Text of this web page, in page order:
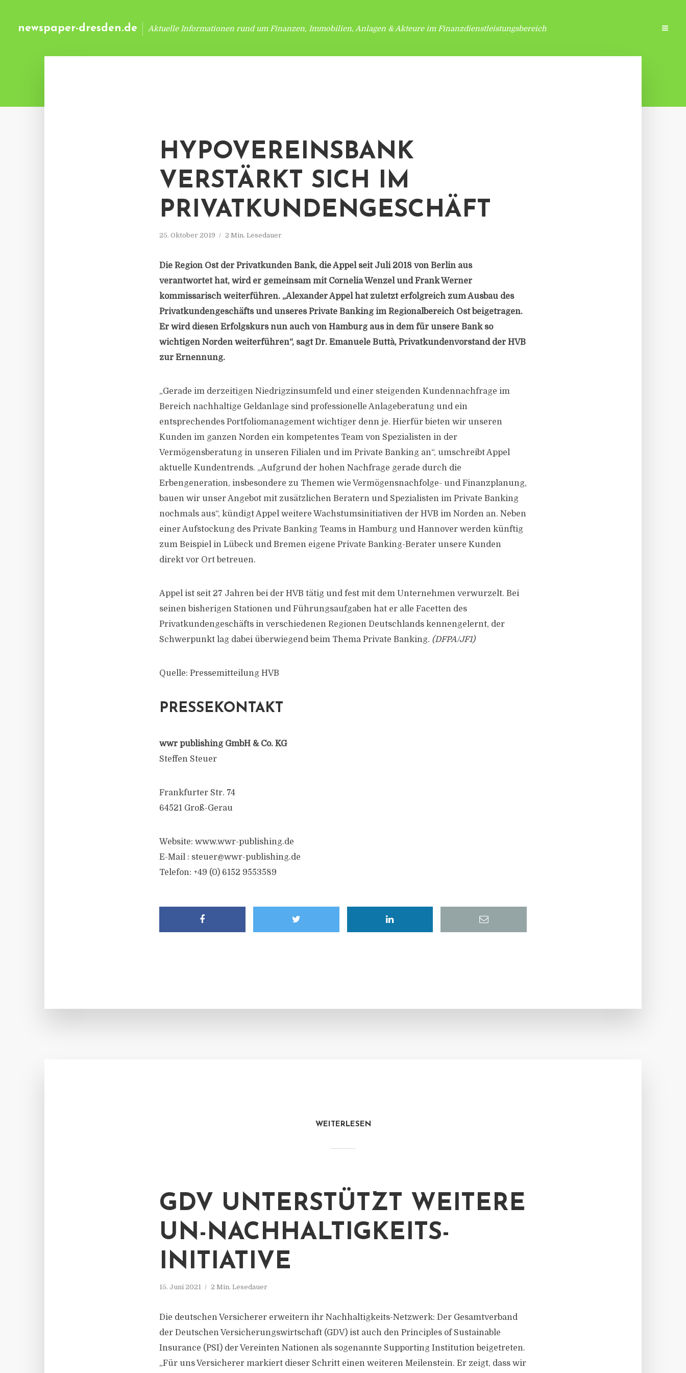
newspaper-dresden.de Aktuelle Informationen rund um Finanzen, Immobilien, Anlagen & Akteure im Finanzdienstleistungsbereich
HYPOVEREINSBANK
VERSTÄRKT SICH IM
PRIVATKUNDENGESCHÄFT
25. Oktober 2019 2 Min. Lesedauer
Die Region Ost der Privatkunden Bank, die Appel seit Juli 2018 von Berlin aus
verantwortet hat, wird er gemeinsam mit Cornelia Wenzel und Frank Werner
kommissarisch weiterführen. „Alexander Appel hat zuletzt erfolgreich zum Ausbau des
Privatkundengeschäfts und unseres Private Banking im Regionalbereich Ost beigetragen.
Er wird diesen Erfolgskurs nun auch von Hamburg aus in dem für unsere Bank so
wichtigen Norden weiterführen“, sagt Dr. Emanuele Buttà, Privatkundenvorstand der HVB
zur Ernennung.
„Gerade im derzeitigen Niedrigzinsumfeld und einer steigenden Kundennachfrage im
Bereich nachhaltige Geldanlage sind professionelle Anlageberatung und ein
entsprechendes Portfoliomanagement wichtiger denn je. Hierfür bieten wir unseren
Kunden im ganzen Norden ein kompetentes Team von Spezialisten in der
Vermögensberatung in unseren Filialen und im Private Banking an“, umschreibt Appel
aktuelle Kundentrends. „Aufgrund der hohen Nachfrage gerade durch die
Erbengeneration, insbesondere zu Themen wie Vermögensnachfolge- und Finanzplanung,
bauen wir unser Angebot mit zusätzlichen Beratern und Spezialisten im Private Banking
nochmals aus“, kündigt Appel weitere Wachstumsinitiativen der HVB im Norden an. Neben
einer Aufstockung des Private Banking Teams in Hamburg und Hannover werden künftig
zum Beispiel in Lübeck und Bremen eigene Private Banking-Berater unsere Kunden
direkt vor Ort betreuen.
Appel ist seit 27 Jahren bei der HVB tätig und fest mit dem Unternehmen verwurzelt. Bei
seinen bisherigen Stationen und Führungsaufgaben hat er alle Facetten des
Privatkundengeschäfts in verschiedenen Regionen Deutschlands kennengelernt, der
Schwerpunkt lag dabei überwiegend beim Thema Private Banking. (DFPA/JF1)
Quelle: Pressemitteilung HVB
PRESSEKONTAKT
wwr publishing GmbH & Co. KG
Steffen Steuer
Frankfurter Str. 74
64521 Groß-Gerau
Website: www.wwr-publishing.de
E-Mail : steuer@wwr-publishing.de
Telefon: +49 (0) 6152 9553589
WEITERLESEN
GDV UNTERSTÜTZT WEITERE
UN-NACHHALTIGKEITS-
INITIATIVE
15. Juni 2021 2 Min. Lesedauer
Die deutschen Versicherer erweitern ihr Nachhaltigkeits-Netzwerk: Der Gesamtverband
der Deutschen Versicherungswirtschaft (GDV) ist auch den Principles of Sustainable
Insurance (PSI) der Vereinten Nationen als sogenannte Supporting Institution beigetreten.
„Für uns Versicherer markiert dieser Schritt einen weiteren Meilenstein. Er zeigt, dass wir